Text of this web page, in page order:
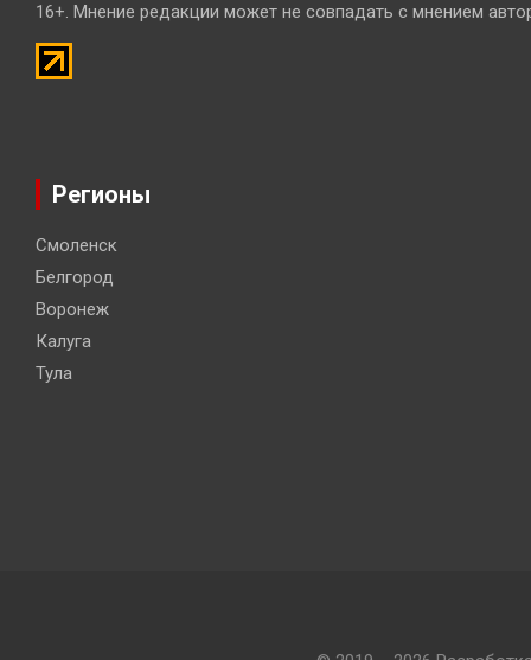
16+. Мнение редакции может не совпадать с мнением
Регионы
Смоленск
Белгород
Воронеж
Калуга
Тула